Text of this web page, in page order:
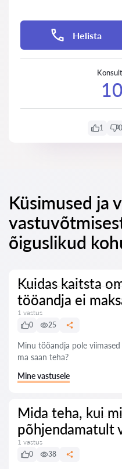
Helista
1 0
Küsimused ja
õiguslikud
Kuidas kaitsta
tööandja ei
1 vastus
0
25
Minu tööandja pole
ma saan teha?
Mine vastusele
Mida teha, kui
põhjendamatult
1 vastus
0
38